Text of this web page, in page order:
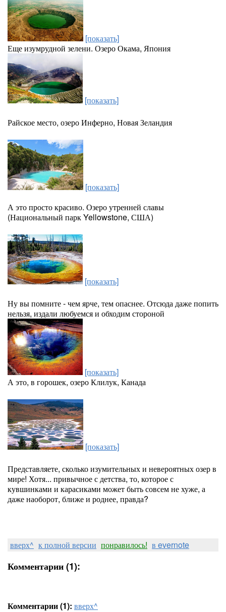
[показать]
Еще изумрудной зелени. Озеро Окама, Япония
[показать]
Райское место, озеро Инферно, Новая Зеландия
[показать]
А это просто красиво. Озеро утренней славы
(Национальный парк Yellowstone, США)
[показать]
Ну вы помните - чем ярче, тем опаснее. Отсюда даже попить
нельзя, издали любуемся и обходим стороной
[показать]
А это, в горошек, озеро Клилук, Канада
[показать]
Представляете, сколько изумительных и невероятных озер в
мире! Хотя... привычное с детства, то, которое с
кувшинками и карасиками может быть совсем не хуже, а
даже наоборот, ближе и роднее, правда?
вверх^ к полной версии понравилось! в evernote
Комментарии (1):
Комментарии (1): вверх^